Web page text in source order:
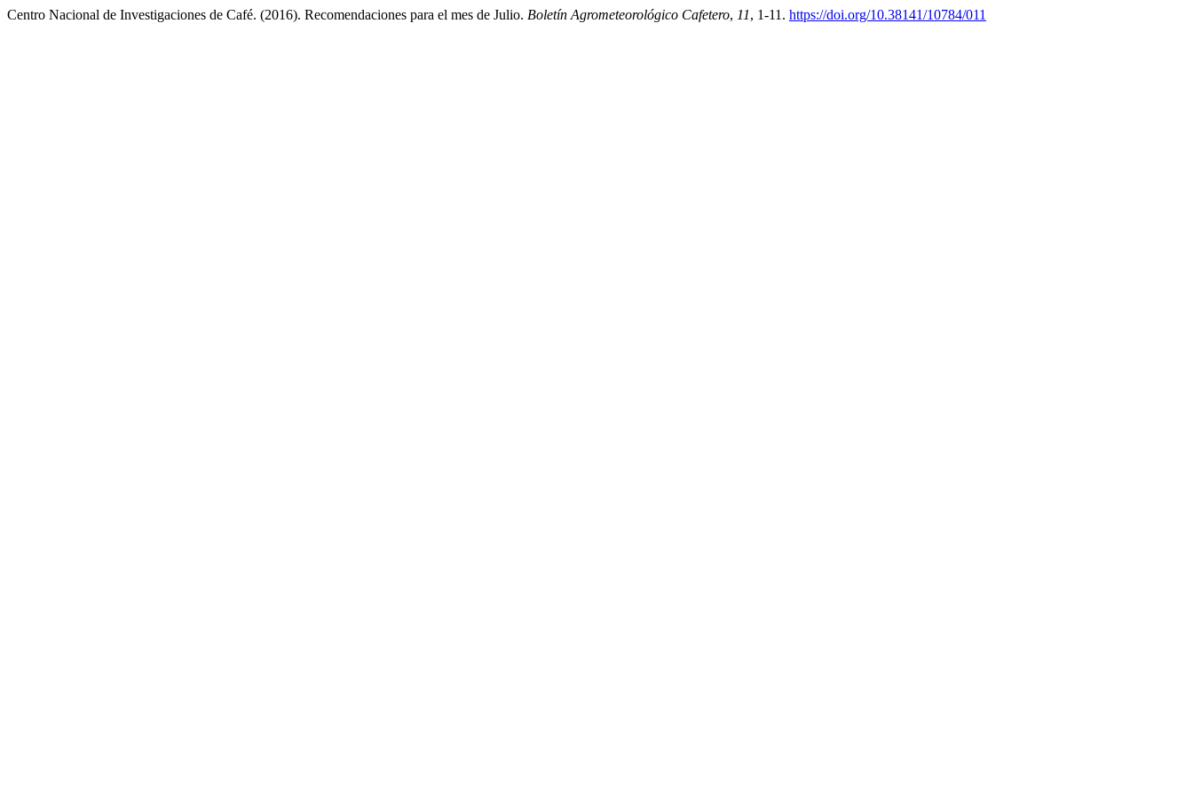
Centro Nacional de Investigaciones de Café. (2016). Recomendaciones para el mes de Julio. Boletín Agrometeorológico Cafetero, 11, 1-11. https://doi.org/10.38141/10784/011